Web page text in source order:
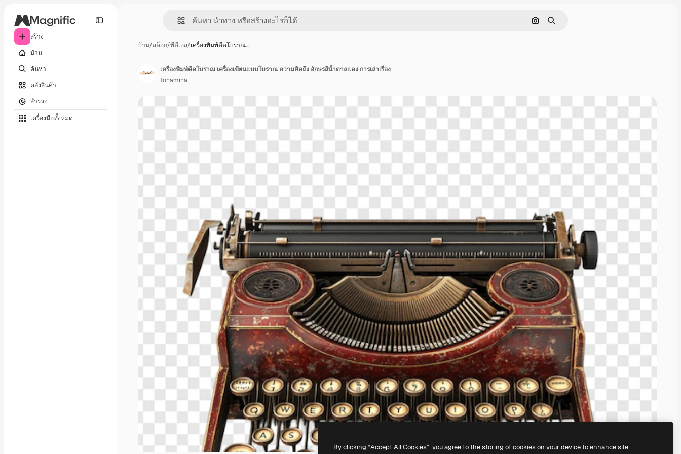
สร้าง
บ้าน
ค้นหา
คลังสินค้า
สำรวจ
เครื่องมือทั้งหมด
ค้นหาตามรูปภาพ
ค้นหา
บ้าน/สต็อก/พีดีเอส/เครื่องพิมพ์ดีดโบราณ…
เครื่องพิมพ์ดีดโบราณ เครื่องเขียนแบบโบราณ ความคิดถึง อักษรสีน้ำตาลแดง การเล่าเรื่อง
tohamina
By clicking “Accept All Cookies”, you agree to the storing of cookies on your device to enhance site